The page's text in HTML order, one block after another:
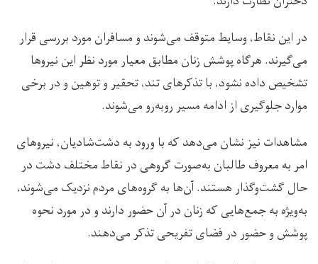
در این نقاط، وسایط متوقف می‌شوند و مسافران مورد بررسی قرار
می‌گیرند. هرگاه پوشش زنان مطابق معیار مورد نظر این نیروها
تشخیص داده نشود، با تذکرهای تند، تحقیر و توهین و در برخی
موارد جلوگیری از ادامه مسیر روبه‌رو می‌شوند.
مشاهدات نیز نشان می‌دهد که با ورود به دشت‌شادیان، نیروهای
امر به معروف طالبان به‌صورت گروهی در نقاط مختلف دشت در
حال گشت‌وگذار هستند. آن‌ها به گروه‌های مردم نزدیک می‌شوند،
به‌ویژه به جمع‌هایی که زنان در آن حضور دارند و در مورد نحوه
پوشش و حضور در فضای تفریحی تذکر می‌دهند.